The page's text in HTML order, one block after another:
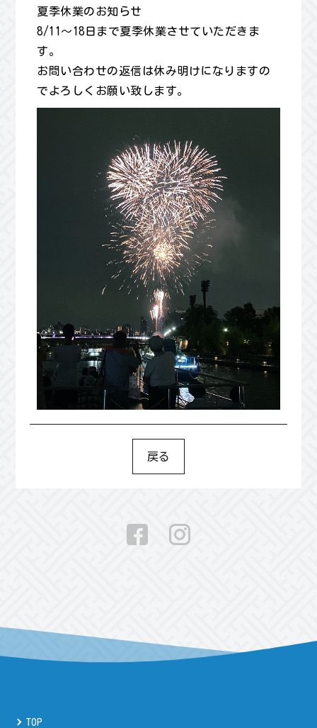
夏季休業のお知らせ
8/11〜18日まで夏季休業させていただきま
す。
お問い合わせの返信は休み明けになりますの
でよろしくお願い致します。
戻る
Facebook
TOP